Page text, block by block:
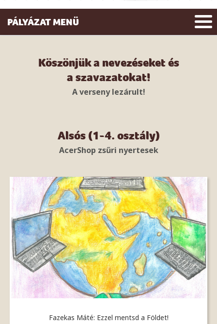
PÁLYÁZAT MENÜ
Köszönjük a nevezéseket és
a szavazatokat!
A verseny lezárult!
Alsós (1-4. osztály)
AcerShop zsűri nyertesek
Fazekas Máté: Ezzel mentsd a Földet!